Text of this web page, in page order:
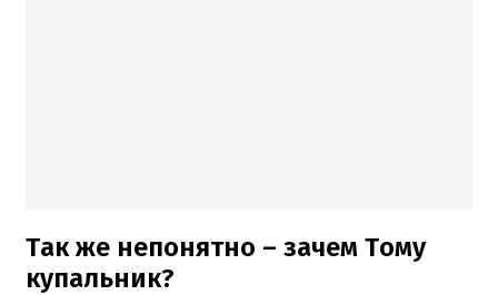
Так же непонятно – зачем Тому
купальник?